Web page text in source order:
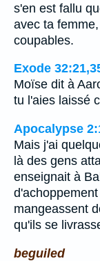
s'en est fallu
avec ta
coupables.
Exode
Moïse dit à
tu l'aies laissé
Apocalypse
Mais j'ai
là des gens
enseignait à
mangeassent
qu'ils se
beguiled